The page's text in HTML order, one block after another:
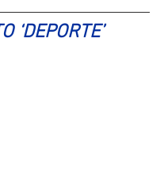
‘DEPORTE’